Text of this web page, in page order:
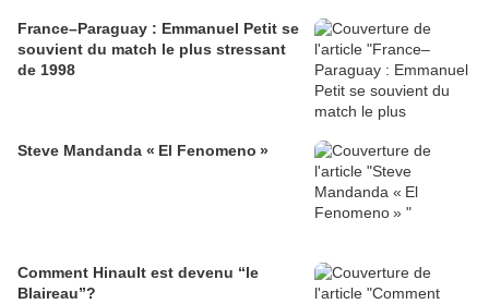
France–Paraguay : Emmanuel Petit se
souvient du match le plus stressant
de 1998
Steve Mandanda « El Fenomeno »
Comment Hinault est devenu “le
Blaireau”?